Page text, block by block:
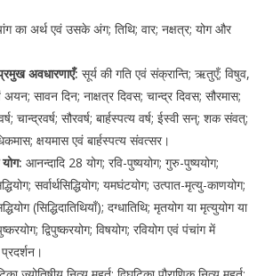
का अर्थ एवं उसके अंग; तिथि; वार; नक्षत्र; योग और
अवधारणाएँ: सूर्य की गति एवं संक्रान्ति; ऋतुएँ; विषुव,
सावन दिन; नाक्षत्र दिवस; चान्द्र दिवस; सौरमास;
चान्द्रवर्ष; सौरवर्ष; बार्हस्पत्य वर्ष; ईस्वी सन्; शक संवत्;
क्षयमास एवं बार्हस्पत्य संवत्सर।
आनन्दादि 28 योग; रवि-पुष्ययोग; गुरु-पुष्ययोग;
सर्वार्थसिद्धियोग; यमघंटयोग; उत्पात-मृत्यु-काणयोग;
(सिद्धिदातिथियाँ); दग्धातिथि; मृतयोग या मृत्युयोग या
द्विपुष्करयोग; विषयोग; रवियोग एवं पंचांग में